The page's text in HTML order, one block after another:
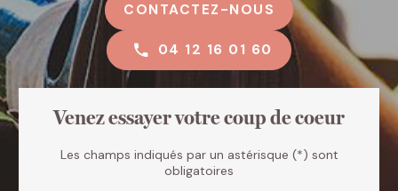
CONTACTEZ-NOUS
04 12 16 01 60
Venez essayer votre coup de coeur
Les champs indiqués par un astérisque (*) sont
obligatoires